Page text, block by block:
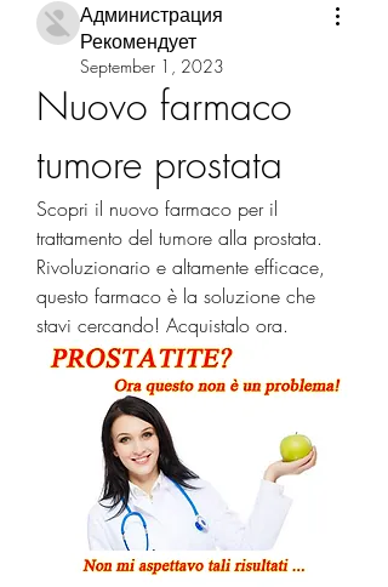
Администрация
Рекомендует
September 1, 2023
Nuovo farmaco
tumore prostata
Scopri il nuovo farmaco per il
trattamento del tumore alla prostata.
Rivoluzionario e altamente efficace,
questo farmaco è la soluzione che
stavi cercando! Acquistalo ora.